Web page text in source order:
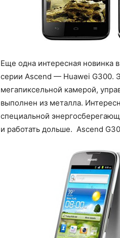
Еще одна интересная новинка
серии Ascend — Huawei G300.
мегапиксельной камерой,
выполнен из металла.
специальной
и работать дольше. Ascend